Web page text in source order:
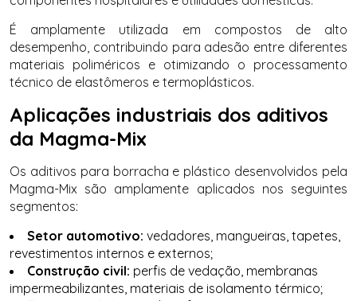
É amplamente utilizada em compostos de alto
desempenho, contribuindo para adesão entre diferentes
materiais poliméricos e otimizando o processamento
técnico de elastômeros e termoplásticos.
Aplicações industriais dos aditivos
da Magma-Mix
Os aditivos para borracha e plástico desenvolvidos pela
Magma-Mix são amplamente aplicados nos seguintes
segmentos:
Setor automotivo: vedadores, mangueiras, tapetes,
revestimentos internos e externos;
Construção civil: perfis de vedação, membranas
impermeabilizantes, materiais de isolamento térmico;